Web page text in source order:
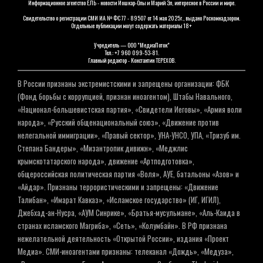
Информационное агентство ЕЛЬ - новости Йошкар-Олы и Марий Эл, интересное в России и мире.
Свидетельство о регистрации СМИ ИА № ФС 77 - 89507 от 14 мая 2025г., выдано Роскомнадзором.
Отдельные публикации могут содержать материалы 18+
Учредитель — ООО "МедиаПоток"
Тел.: +7 960 099-53-81.
Главный редактор - Константин ТЕРЕХОВ.
В России признаны экстремистскими и запрещены организации: ФБК
(Фонд борьбы с коррупцией, признан иноагентом), Штабы Навального,
«Национал-большевистская партия», «Свидетели Иеговы», «Армия воли
народа», «Русский общенациональный союз», «Движение против
нелегальной иммиграции», «Правый сектор», УНА-УНСО, УПА, «Тризуб им.
Степана Бандеры», «Мизантропик дивижн», «Меджлис
крымскотатарского народа», движение «Артподготовка»,
общероссийская политическая партия «Воля», АУЕ, батальоны «Азов» и
«Айдар». Признаны террористическими и запрещены: «Движение
Талибан», «Имарат Кавказ», «Исламское государство» (ИГ, ИГИЛ),
Джебхад-ан-Нусра, «АУМ Синрике», «Братья-мусульмане», «Аль-Каида в
странах исламского Магриба», «Сеть», «Колумбайн». В РФ признана
нежелательной деятельность «Открытой России», издания «Проект
Медиа». СМИ-иноагентами признаны: телеканал «Дождь», «Медуза»,